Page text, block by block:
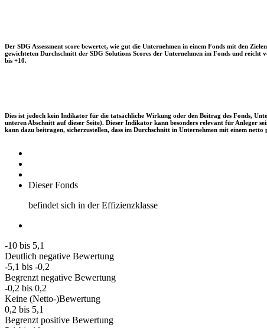
Der SDG Assessment score bewertet, wie gut die Unternehmen in einem Fonds mit den
gewichteten Durchschnitt der SDG Solutions Scores der Unternehmen im Fonds und
bis +10.
Dies ist jedoch kein Indikator für die tatsächliche Wirkung oder den Beitrag des Fonds,
unteren Abschnitt auf dieser Seite). Dieser Indikator kann besonders relevant für Anleger
kann dazu beitragen, sicherzustellen, dass im Durchschnitt in Unternehmen mit einem
Dieser Fonds
befindet sich in der Effizienzklasse
-10 bis 5,1
Deutlich negative Bewertung
-5,1 bis -0,2
Begrenzt negative Bewertung
-0,2 bis 0,2
Keine (Netto-)Bewertung
0,2 bis 5,1
Begrenzt positive Bewertung